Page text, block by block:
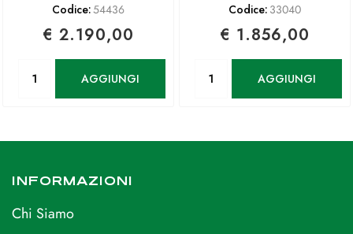
Codice:54436
€ 2.190,00
AGGIUNGI
Codice: 33040
€ 1.856,00
AGGIUNGI
INFORMAZIONI
Chi Siamo